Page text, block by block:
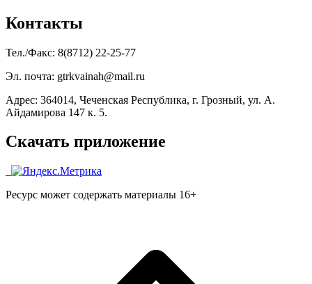
Контакты
Тел./Факс: 8(8712) 22-25-77
Эл. почта: gtrkvainah@mail.ru
Адрес: 364014, Чеченская Республика, г. Грозный, ул. А.
Айдамирова 147 к. 5.
Скачать приложение
Ресурс может содержать материалы 16+